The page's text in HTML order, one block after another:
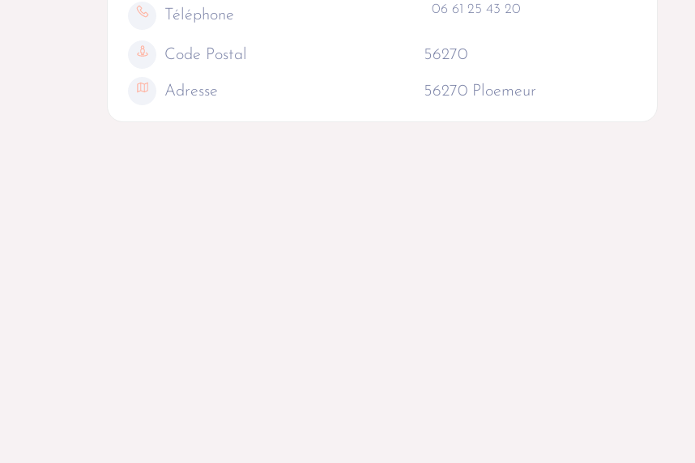
Téléphone 06 61 25 43 20
Code Postal 56270
Adresse 56270 Ploemeur